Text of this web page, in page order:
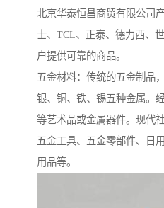
北京华泰恒昌商贸有限公司
士、TCL、正泰、德力西、
户提供可靠的商品。
五金材料：传统的五金制品
银、铜、铁、锡五种金属。
等艺术品或金属器件。现代
五金工具、五金零部件、日
用品等。